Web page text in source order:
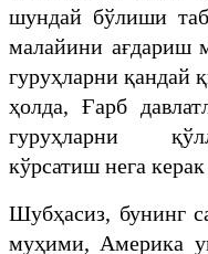
шундай бўлиши
малайини ағдариш
гуруҳларни қандай
ҳолда, Ғарб
гуруҳларни
кўрсатиш нега
Шубҳасиз, бунинг
муҳими, Америка